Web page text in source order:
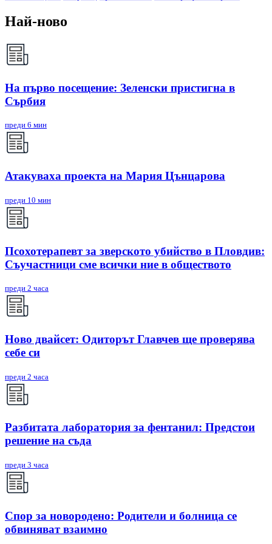
Най-ново
На първо посещение: Зеленски пристигна в
Сърбия
преди 6 мин
Атакуваха проекта на Мария Цънцарова
преди 10 мин
Псохотерапевт за зверското убийство в Пловдив:
Съучастници сме всички ние в обществото
преди 2 часа
Ново двайсет: Одиторът Главчев ще проверява
себе си
преди 2 часа
Разбитата лаборатория за фентанил: Предстои
решение на съда
преди 3 часа
Спор за новородено: Родители и болница се
обвиняват взаимно